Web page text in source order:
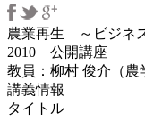
農業再生 ～ビジネ
2010 公開講座
教員：柳村 俊介（
講義情報
タイトル